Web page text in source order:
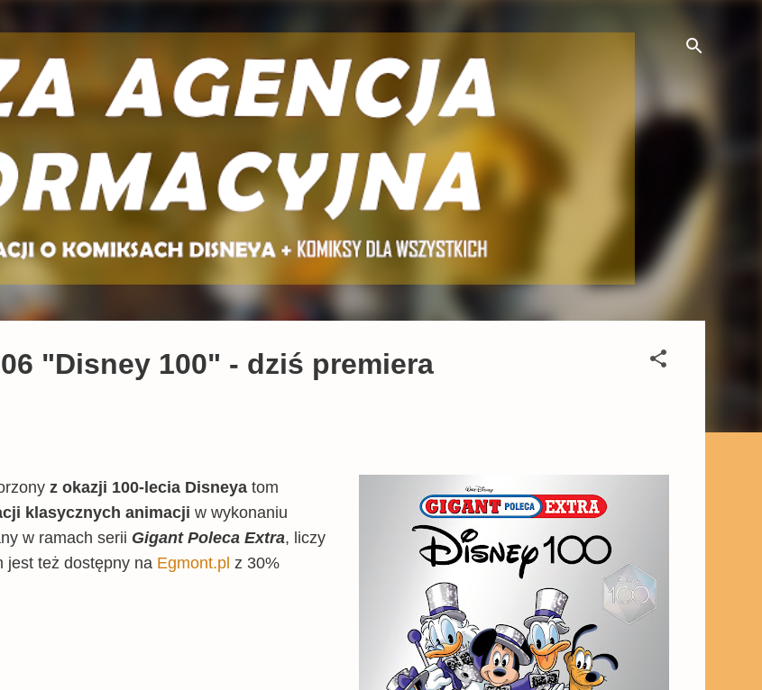
"Disney 100" - dziś premiera
z okazji 100-lecia Disneya tom
klasycznych animacji w wykonaniu
w ramach serii Gigant Poleca Extra, liczy
jest też dostępny na Egmont.pl z 30%